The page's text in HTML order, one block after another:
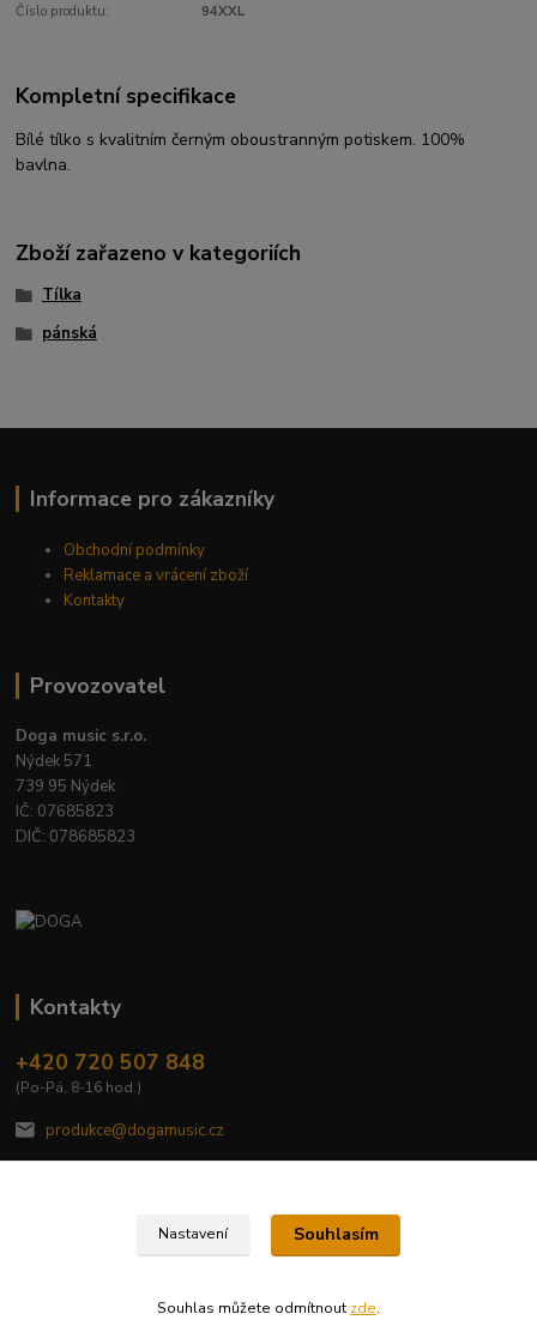
Číslo produktu: 94XXL
Kompletní specifikace
Bílé tílko s kvalitním černým oboustranným potiskem. 100%
bavlna.
Zboží zařazeno v kategoriích
Tílka
pánská
Informace pro zákazníky
Obchodní podmínky
Reklamace a vrácení zboží
Kontakty
Provozovatel
Doga music s.r.o.
Nýdek 571
739 95 Nýdek
IČ: 07685823
DIČ: 078685823
Kontakty
+420 720 507 848
(Po-Pá, 8-16 hod.)
produkce@dogamusic.cz
2022 © DOGA MUSIC, s.r.o.
Nastavení Souhlasím
Souhlas můžete odmítnout zde.